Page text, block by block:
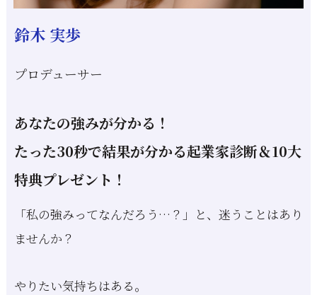
鈴木 実歩
プロデューサー
あなたの強みが分かる！
たった30秒で結果が分かる起業家診断＆10大
特典プレゼント！
「私の強みってなんだろう…？」と、迷うことはあり
ませんか？
やりたい気持ちはある。